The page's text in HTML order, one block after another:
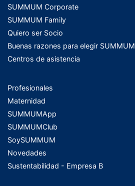
SUMMUM Corporate
SUMMUM Family
Quiero ser Socio
Buenas razones para elegir SUMMUM
Centros de asistencia
Profesionales
Maternidad
SUMMUMApp
SUMMUMClub
SoySUMMUM
Novedades
Sustentabilidad - Empresa B